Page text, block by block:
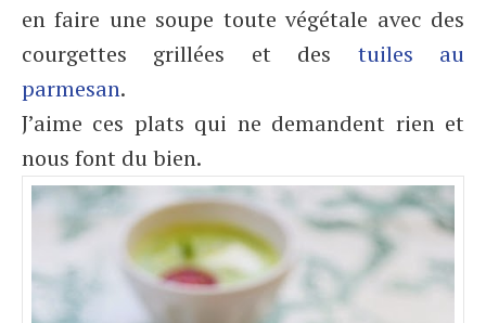
en faire une soupe toute végétale avec des
courgettes grillées et des tuiles au
parmesan.
J’aime ces plats qui ne demandent rien et
nous font du bien.